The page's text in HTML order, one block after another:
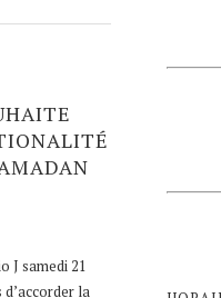
J samedi 21
la